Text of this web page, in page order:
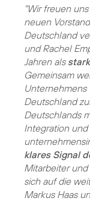
"Wir freuen
neuen
Deutschland
und Rachel
Jahren als
Gemeinsam
Unternehmens
Deutschland
Deutschlands
Integration und
klares Signal
Mitarbeiter
sich auf die
Markus Haas